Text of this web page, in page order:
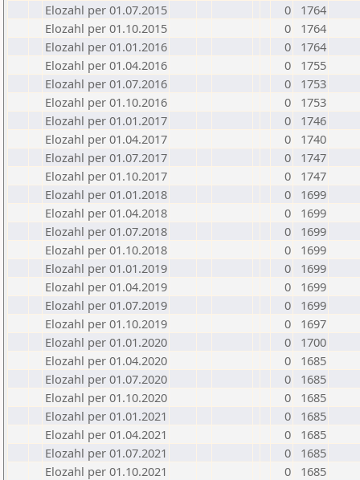
Elozahl per 01.07.2015
0
1764
Elozahl per 01.10.2015
0
1764
Elozahl per 01.01.2016
0
1764
Elozahl per 01.04.2016
0
1755
Elozahl per 01.07.2016
0
1753
Elozahl per 01.10.2016
0
1753
Elozahl per 01.01.2017
0
1746
Elozahl per 01.04.2017
0
1740
Elozahl per 01.07.2017
0
1747
Elozahl per 01.10.2017
0
1747
Elozahl per 01.01.2018
0
1699
Elozahl per 01.04.2018
0
1699
Elozahl per 01.07.2018
0
1699
Elozahl per 01.10.2018
0
1699
Elozahl per 01.01.2019
0
1699
Elozahl per 01.04.2019
0
1699
Elozahl per 01.07.2019
0
1699
Elozahl per 01.10.2019
0
1697
Elozahl per 01.01.2020
0
1700
Elozahl per 01.04.2020
0
1685
Elozahl per 01.07.2020
0
1685
Elozahl per 01.10.2020
0
1685
Elozahl per 01.01.2021
0
1685
Elozahl per 01.04.2021
0
1685
Elozahl per 01.07.2021
0
1685
Elozahl per 01.10.2021
0
1685